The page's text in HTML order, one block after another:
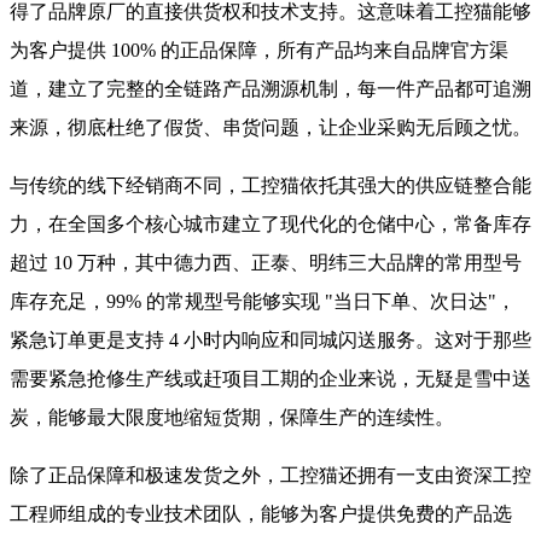
得了品牌原厂的直接供货权和技术支持。这意味着工控猫能够
为客户提供 100% 的正品保障，所有产品均来自品牌官方渠
道，建立了完整的全链路产品溯源机制，每一件产品都可追溯
来源，彻底杜绝了假货、串货问题，让企业采购无后顾之忧。
与传统的线下经销商不同，工控猫依托其强大的供应链整合能
力，在全国多个核心城市建立了现代化的仓储中心，常备库存
超过 10 万种，其中德力西、正泰、明纬三大品牌的常用型号
库存充足，99% 的常规型号能够实现 "当日下单、次日达"，
紧急订单更是支持 4 小时内响应和同城闪送服务。这对于那些
需要紧急抢修生产线或赶项目工期的企业来说，无疑是雪中送
炭，能够最大限度地缩短货期，保障生产的连续性。
除了正品保障和极速发货之外，工控猫还拥有一支由资深工控
工程师组成的专业技术团队，能够为客户提供免费的产品选